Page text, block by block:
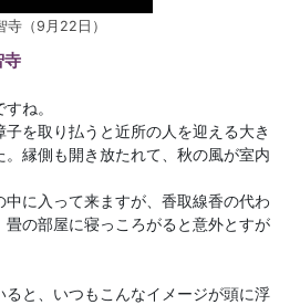
（9月22日）
寺
ね。
を取り払うと近所の人を迎える大き
縁側も開き放たれて、秋の風が室内
に入って来ますが、香取線香の代わ
畳の部屋に寝っころがると意外とすが
と、いつもこんなイメージが頭に浮